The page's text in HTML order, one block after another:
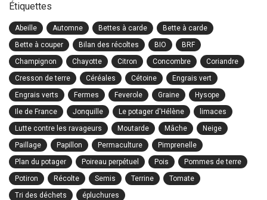
Étiquettes
Abeille Automne Bettes à carde
Bette à carde
Bette à couper
Bilan des récoltes BIO
BRF
Champignon
Chayotte Citron Concombre
Coriandre
Cresson de terre
Céréales Cétoine
Engrais vert
Engrais verts
Fermes Feverole Graine
Hysope
Ile de France
Jonquille Le potager d'Hélène
limaces
Lutte contre les ravageurs
Moutarde Mâche
Neige
Paillage
Papillon Permaculture
Pimprenelle
Plan du potager
Poireau perpétuel Pois
Pommes de terre
Potiron
Récolte Semis Terrine
Tomate
Tri des déchets
épluchures